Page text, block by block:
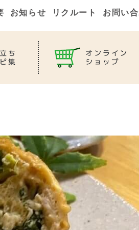
お知らせ リクルート お問い